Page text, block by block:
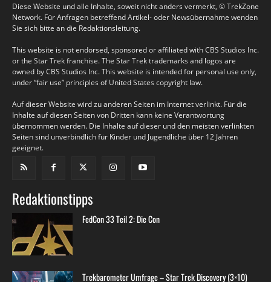
Diese Website und alle Inhalte, soweit nicht anders vermerkt, © TrekZone
Network. Für Anfragen betreffend Artikel- oder Newsübernahme wenden
Sie sich bitte an die Redaktionsleitung.
This website is not endorsed, sponsored or affiliated with CBS Studios Inc.
or the Star Trek franchise. The Star Trek trademarks and logos are
owned by CBS Studios Inc. This website is intended for personal use only,
under “fair use” principles of United States copyright law.
Auf dieser Website wird zu anderen Seiten im Internet verlinkt. Für die
Inhalte auf diesen Seiten von Dritten kann keine Verantwortung
übernommen werden. Die Inhalte auf dieser und den meisten verlinkten
Seiten sind unverbindlich für Kinder und Jugendliche über 12 Jahren
geeignet.
Redaktionstipps
FedCon 33 Teil 2: Die Con
Trekbarometer Umfrage – Star Trek Discovery (3×10)